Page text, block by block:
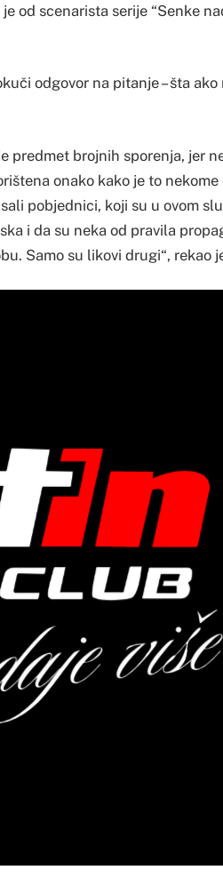
od scenarista serije “Senke
odgovor na pitanje – šta ako
predmet brojnih sporenja, jer
onako kako je to nekome
pobjednici, koji su u ovom
i da su neka od pravila
Samo su likovi drugi“, rekao